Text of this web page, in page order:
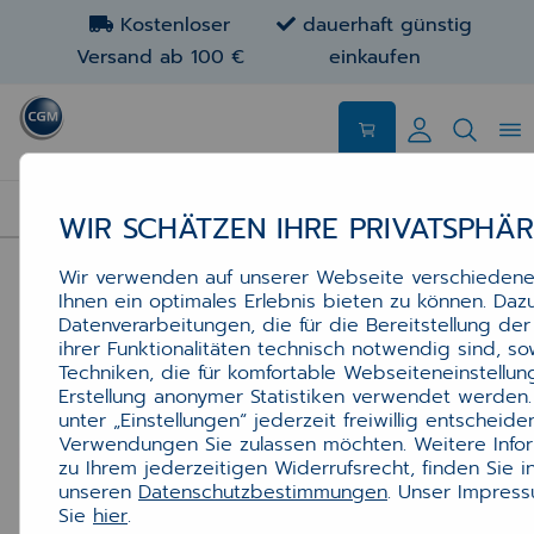
Kostenloser
Versand ab 100 €
dauerhaft günstig
einkaufen
TINTENPATRONEN
WIR SCHÄTZEN IHRE
Wir verwenden auf unserer Webseite
Ihnen ein optimales Erlebnis bieten zu können.
Datenverarbeitungen, die für die Bereitstellung
ihrer Funktionalitäten technisch notwendig sind,
Techniken, die für komfortable
Erstellung anonymer Statistiken verwendet
unter „Einstellungen“ jederzeit freiwillig
Verwendungen Sie zulassen möchten. Weitere
zu Ihrem jederzeitigen Widerrufsrecht, finden Sie
unseren Datenschutzbestimmungen. Unser
Sie hier.